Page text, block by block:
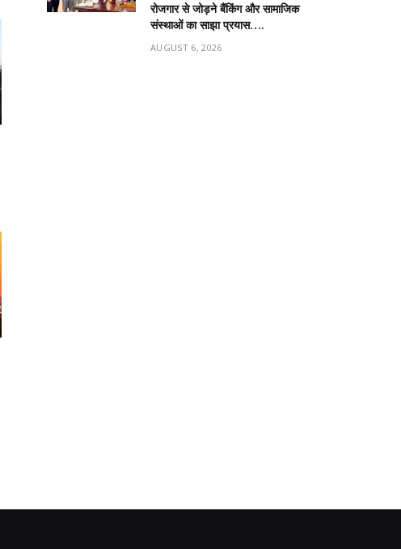
रोजगार से जोड़ने बैंकिंग और सामाजिक
संस्थाओं का साझा प्रयास….
AUGUST 6, 2026